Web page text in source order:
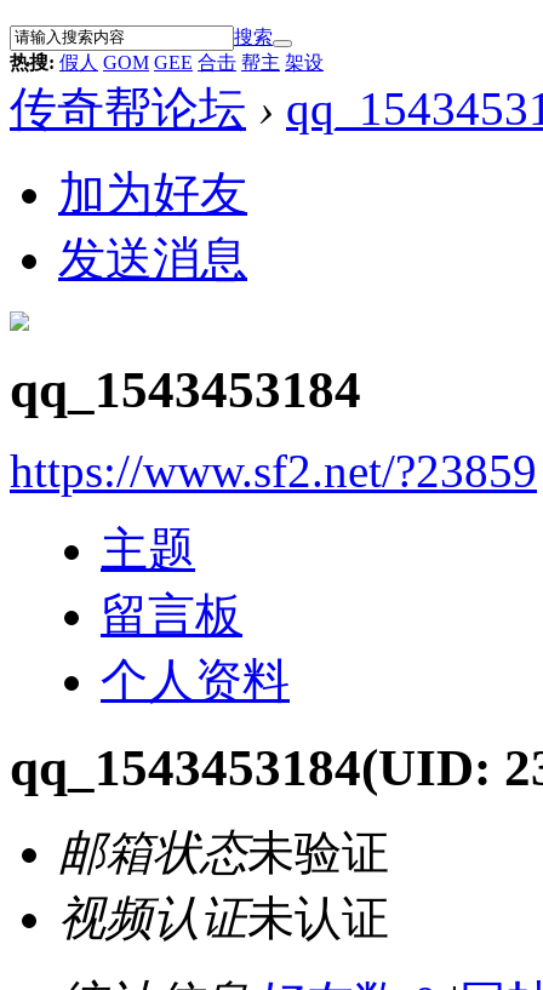
搜索
热搜: 假人 GOM GEE 合击 帮主 架设
传奇帮论坛 ›
加为好友
发送消息
qq_1543453184
https://www.sf2.net/?23859
主题
留言板
个人资料
qq_1543453184(UID:
邮箱状态未验证
视频认证未认证